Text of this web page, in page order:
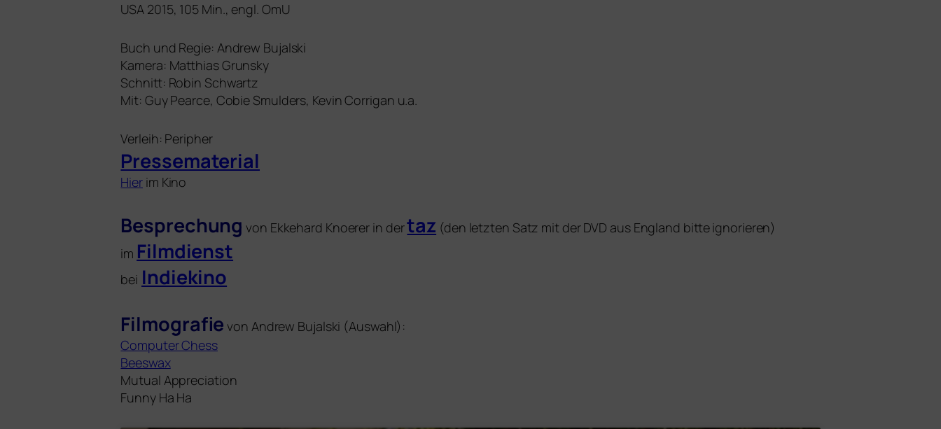
USA 2015, 105 Min., engl. OmU
Buch und Regie: Andrew Bujalski
Kamera: Matthias Grunsky
Schnitt: Robin Schwartz
Mit: Guy Pearce, Cobie Smulders, Kevin Corrigan u.a.
Verleih: Peripher
Pressematerial
Hier im Kino
Besprechung von Ekkehard Knoerer in dertaz (den letz­ten Satz mit derDVD aus England bit­te ignorieren)
im Filmdienst
bei Indiekino
Filmografie von Andrew Bujalski (Auswahl):
Computer Chess
Beeswax
Mutual Appreciation
Funny Ha Ha